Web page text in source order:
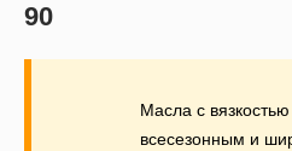
90
Масла с
всесезонным и